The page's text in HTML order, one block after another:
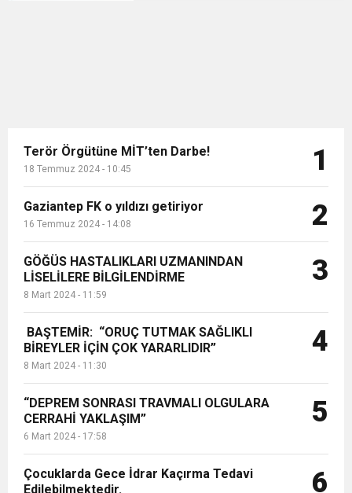
Terör Örgütüne MİT’ten Darbe!
18 Temmuz 2024 - 10:45 1
Gaziantep FK o yıldızı getiriyor
16 Temmuz 2024 - 14:08 2
GÖĞÜS HASTALIKLARI UZMANINDAN
LİSELİLERE BİLGİLENDİRME
8 Mart 2024 - 11:59
3
BAŞTEMİR: “ORUÇ TUTMAK SAĞLIKLI
BİREYLER İÇİN ÇOK YARARLIDIR”
8 Mart 2024 - 11:30
4
“DEPREM SONRASI TRAVMALI OLGULARA
CERRAHİ YAKLAŞIM”
6 Mart 2024 - 17:58
5
Çocuklarda Gece İdrar Kaçırma Tedavi
Edilebilmektedir.
6